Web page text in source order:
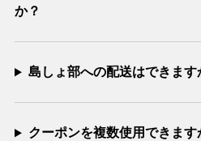
か？
島しょ部への配送はできます
クーポンを複数使用できます